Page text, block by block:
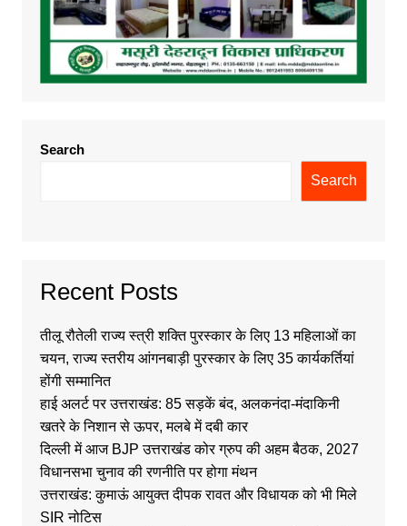
Search
Search
Recent Posts
तीलू रौतेली राज्य स्त्री शक्ति पुरस्कार के लिए 13 महिलाओं का
चयन, राज्य स्तरीय आंगनबाड़ी पुरस्कार के लिए 35 कार्यकर्तियां
होंगी सम्मानित
हाई अलर्ट पर उत्तराखंड: 85 सड़कें बंद, अलकनंदा-मंदाकिनी
खतरे के निशान से ऊपर, मलबे में दबी कार
दिल्ली में आज BJP उत्तराखंड कोर ग्रुप की अहम बैठक, 2027
विधानसभा चुनाव की रणनीति पर होगा मंथन
उत्तराखंड: कुमाऊं आयुक्त दीपक रावत और विधायक को भी मिले
SIR नोटिस